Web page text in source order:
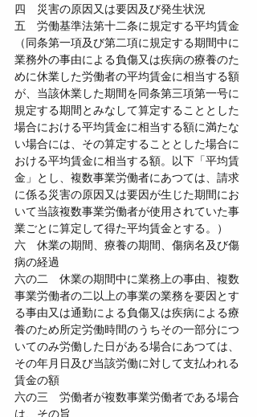
四　災害の原因又は要因及び発生状況
五　労働基準法第十二条に規定する平均賃金
（同条第一項及び第二項に規定する期間中に
業務外の事由による負傷又は疾病の療養のた
めに休業した労働者の平均賃金に相当する額
が、当該休業した期間を同条第三項第一号に
規定する期間とみなして算定することとした
場合における平均賃金に相当する額に満たな
い場合には、その算定することとした場合に
おける平均賃金に相当する額。以下「平均賃
金」とし、複数事業労働者にあつては、請求
に係る災害の原因又は要因が生じた期間にお
いて当該複数事業労働者が使用されていた事
業ごとに算定して得た平均賃金とする。）
六　休業の期間、療養の期間、傷病名及び傷
病の経過
六の二　休業の期間中に業務上の事由、複数
事業労働者の二以上の事業の業務を要因とす
る事由又は通勤による負傷又は疾病による療
養のため所定労働時間のうちその一部分につ
いてのみ労働した日がある場合にあつては、
その年月日及び当該労働に対して支払われる
賃金の額
六の三　労働者が複数事業労働者である場合
は、その旨